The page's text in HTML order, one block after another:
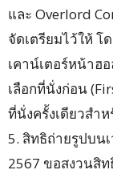
และ Overlord
จัดเตรียมไว้ให้ โ
เคาน์เตอร์หน้าฮ
เลือกที่นั่งก่อน
ที่นั่งครั้งเดียวสำ
5. สิทธิถ่ายรูปบน
2567 ขอสงวนสิ